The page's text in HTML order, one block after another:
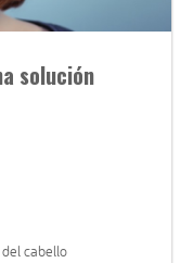
solución
cabello